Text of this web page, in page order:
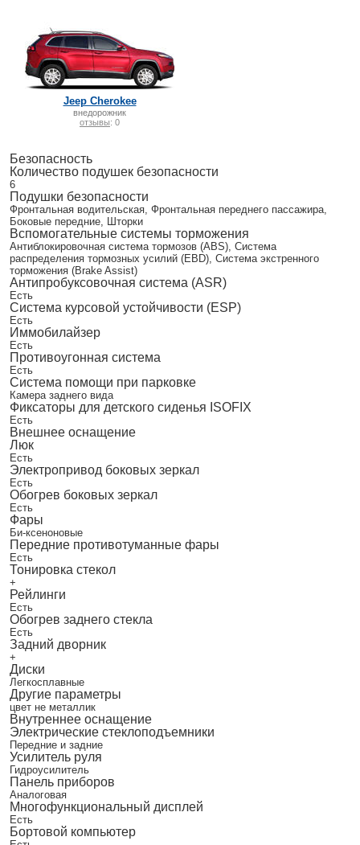
Jeep Cherokee
внедорожник
отзывы: 0
Безопасность
Количество подушек безопасности
6
Подушки безопасности
Фронтальная водительская, Фронтальная переднего пассажира,
Боковые передние, Шторки
Вспомогательные системы торможения
Антиблокировочная система тормозов (ABS), Система
распределения тормозных усилий (EBD), Система экстренного
торможения (Brake Assist)
Антипробуксовочная система (ASR)
Есть
Система курсовой устойчивости (ESP)
Есть
Иммобилайзер
Есть
Противоугонная система
Есть
Система помощи при парковке
Камера заднего вида
Фиксаторы для детского сиденья ISOFIX
Есть
Внешнее оснащение
Люк
Есть
Электропривод боковых зеркал
Есть
Обогрев боковых зеркал
Есть
Фары
Би-ксеноновые
Передние противотуманные фары
Есть
Тонировка стекол
+
Рейлинги
Есть
Обогрев заднего стекла
Есть
Задний дворник
+
Диски
Легкосплавные
Другие параметры
цвет не металлик
Внутреннее оснащение
Электрические стеклоподъемники
Передние и задние
Усилитель руля
Гидроусилитель
Панель приборов
Аналоговая
Многофункциональный дисплей
Есть
Бортовой компьютер